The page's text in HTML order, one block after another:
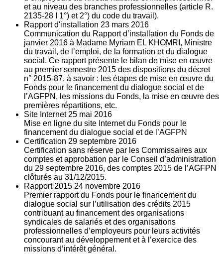
et au niveau des branches professionnelles (article R.
2135‐28 I 1°) et 2°) du code du travail).
Rapport d'installation 23 mars 2016
Communication du Rapport d’installation du Fonds de
janvier 2016 à Madame Myriam EL KHOMRI, Ministre
du travail, de l’emploi, de la formation et du dialogue
social. Ce rapport présente le bilan de mise en œuvre
au premier semestre 2015 des dispositions du décret
n° 2015-87, à savoir : les étapes de mise en œuvre du
Fonds pour le financement du dialogue social et de
l’AGFPN, les missions du Fonds, la mise en œuvre des
premières répartitions, etc.
Site Internet 25 mai 2016
Mise en ligne du site Internet du Fonds pour le
financement du dialogue social et de l’AGFPN
Certification 29 septembre 2016
Certification sans réserve par les Commissaires aux
comptes et approbation par le Conseil d’administration
du 29 septembre 2016, des comptes 2015 de l’AGFPN
clôturés au 31/12/2015.
Rapport 2015 24 novembre 2016
Premier rapport du Fonds pour le financement du
dialogue social sur l’utilisation des crédits 2015
contribuant au financement des organisations
syndicales de salariés et des organisations
professionnelles d’employeurs pour leurs activités
concourant au développement et à l’exercice des
missions d’intérêt général.